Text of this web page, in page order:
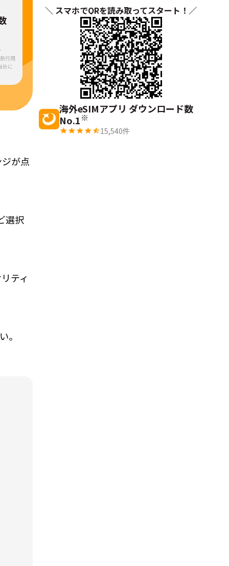
行用
社に
が点
選択
ティ
。
＼ スマホでQRを読み取ってスタート！／
海外eSIMアプリ ダウンロード数
No.1※
15,540件